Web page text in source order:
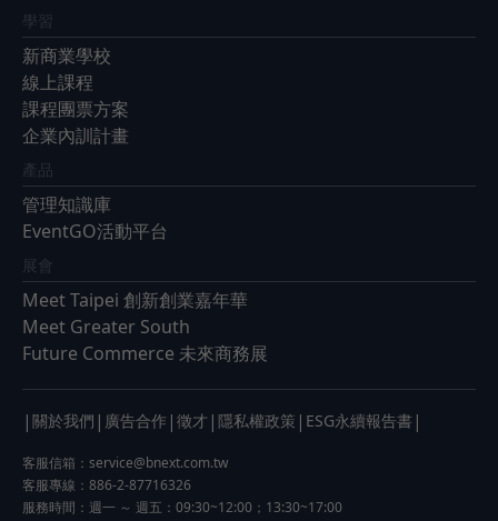
學習
新商業學校
線上課程
課程團票方案
企業內訓計畫
產品
管理知識庫
EventGO活動平台
展會
Meet Taipei 創新創業嘉年華
Meet Greater South
Future Commerce 未來商務展
| 關於我們 | 廣告合作 | 徵才 | 隱私權政策 | ESG永續報告書 |
客服信箱： service@bnext.com.tw
客服專線：886-2-87716326
服務時間：週一 ～ 週五：09:30~12:00；13:30~17:00